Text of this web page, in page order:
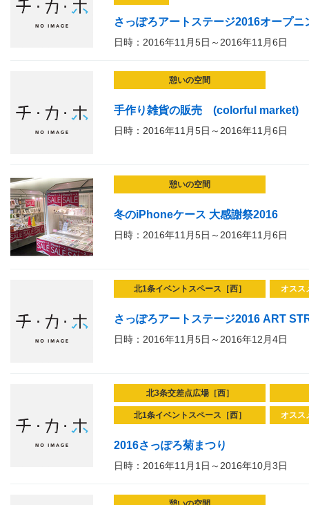
さっぽろアートステージ2016オープ
日時：2016年11月5日～2016年11月6日
憩いの空間
手作り雑貨の販売 (colorful market)
日時：2016年11月5日～2016年11月6日
憩いの空間
冬のiPhoneケース 大感謝祭2016
日時：2016年11月5日～2016年11月6日
北1条イベントスペース［西］ オスス
さっぽろアートステージ2016 ART
日時：2016年11月5日～2016年12月4日
北3条交差点広場［西］
北1条イベントスペース［西］ オスス
2016さっぽろ菊まつり
日時：2016年11月1日～2016年10月3日